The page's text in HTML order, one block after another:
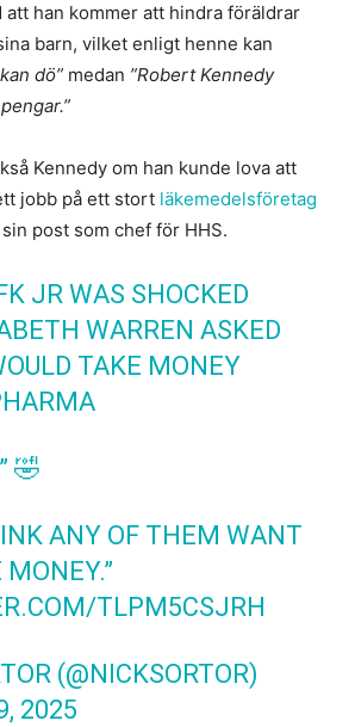
att han kommer att hindra föräldrar
barn, vilket enligt henne kan
dö” medan ”Robert Kennedy
Kennedy om han kunde lova att
jobb på ett stort läkemedelsföretag
post som chef för HHS.
JR WAS SHOCKED
WARREN ASKED
TAKE MONEY
🤣
ANY OF THEM WANT
TLPM5CSJRH
(@NICKSORTOR)
2025